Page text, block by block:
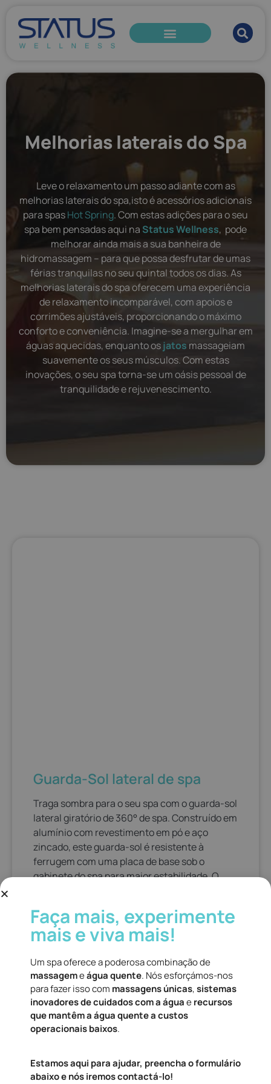
Melhorias laterais do Spa
Leve o relaxamento um passo adiante com as
melhorias laterais do spa,isto é acessórios adicionais
para spasHot Spring. Com estas adições para o seu
spa bem pensadas aqui na Status Wellness, pode
melhorar ainda mais a sua banheira de
hidromassagem – para que possa desfrutar de umas
férias tranquilas no seu quintal todos os dias. As
melhorias laterais do spa oferecem uma experiência
de relaxamento incomparável, com apoios e
corrimões ajustáveis, proporcionando o máximo
conforto e conveniência. Imagine-se a mergulhar em
águas aquecidas, enquanto osjatos massageiam
suavemente os seus músculos. Com estas
inovações, o seu spa torna-se um oásis pessoal de
tranquilidade e rejuvenescimento.
Guarda-Sol lateral de spa​
Traga sombra para o seu spa com o guarda-sol
lateral giratório de 360° de spa. Construído em
alumínio com revestimento em pó e aço
zincado, este guarda-sol é resistente à
ferrugem com uma placa de base sob o
gabinete do spa para maior estabilidade. O
Faça mais, experimente
mais e viva mais!
Um spa oferece a poderosa combinação de
massagemeágua quente. Nós esforçámos-nos
para fazer isso com massagens únicas,sistemas
inovadores de cuidados com a águaerecursos
que mantêm a água quente a custos
operacionais baixos.
Estamos aqui para ajudar, preencha o formulário
abaixo e nós iremos contactá-lo!